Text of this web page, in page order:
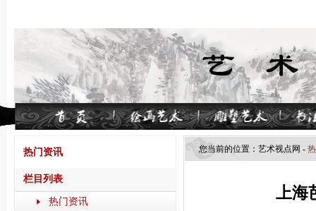
热门资讯
栏目列表
热门资讯
您当前的位置： 艺术视点​网 -
上海